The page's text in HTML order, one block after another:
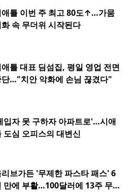
틀 이번 주 최고 80도↑…가뭄
속 무더위 시작된다
틀 대표 딤섬집, 평일 영업 전면
단…"치안 악화에 손님 끊겼다"
입자 못 구하자 아파트로'…시애
도심 오피스의 대변신
리브가든 '무제한 파스타 패스' 6
만에 부활…100달러에 13주 무제